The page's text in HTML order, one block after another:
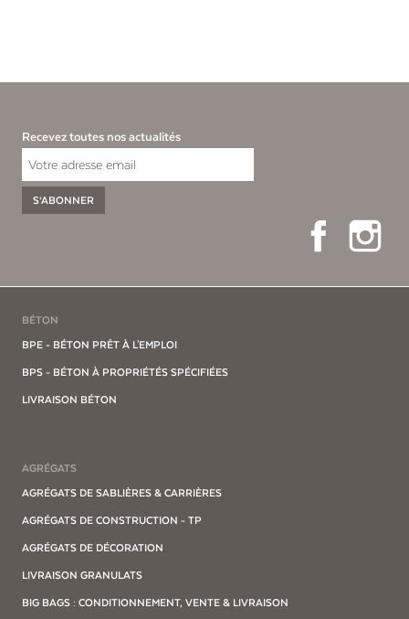
Recevez toutes nos actualités
S‘ABONNER
Facebook
BÉTON
BPE - BÉTON PRÊT À L'EMPLOI
BPS - BÉTON À PROPRIÉTÉS SPÉCIFIÉES
LIVRAISON BÉTON
AGRÉGATS
AGRÉGATS DE SABLIÈRES & CARRIÈRES
AGRÉGATS DE CONSTRUCTION - TP
AGRÉGATS DE DÉCORATION
LIVRAISON GRANULATS
BIG BAGS : CONDITIONNEMENT, VENTE & LIVRAISON